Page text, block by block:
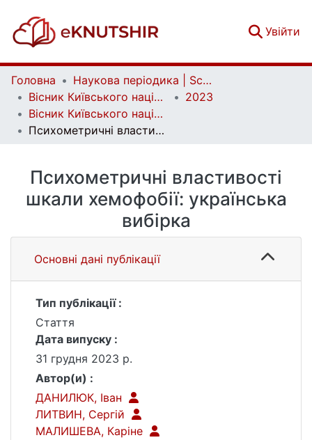
Увійти
Головна
Наукова періодика | Scientific periodicals
Вісник Київського національного університету імені Тараса Шевченка. Психологія | Bulletin of Taras Shevchenko National University of Kyiv. Psychology
2023
Вісник Київського національного університету імені Тараса Шевченка. Психологія. Вип. 2 (18)
Психометричні властивості шкали хемофобії: українська вибірка
Психометричні властивості
шкали хемофобії: українська
вибірка
Основні дані публікації
Тип публікації :
Стаття
Дата випуску :
31 грудня 2023 р.
Автор(и) :
ДАНИЛЮК, Іван
ЛИТВИН, Сергій
МАЛИШЕВА, Каріне